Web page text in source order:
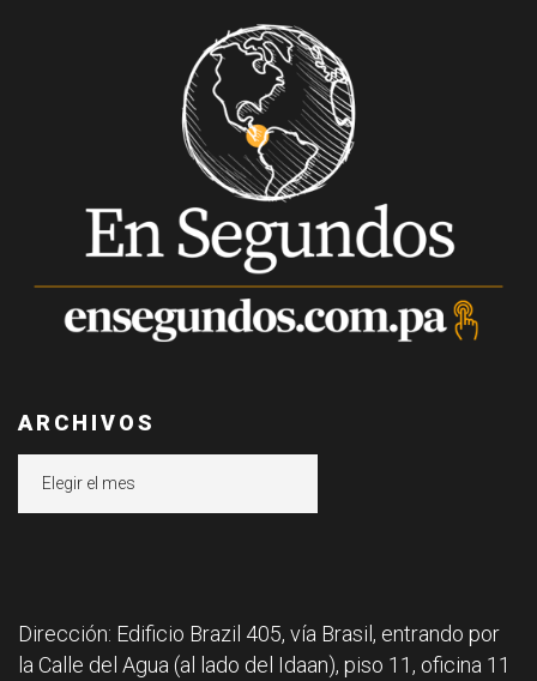
ARCHIVOS
Dirección: Edificio Brazil 405, vía Brasil, entrando por
la Calle del Agua (al lado del Idaan), piso 11, oficina 11